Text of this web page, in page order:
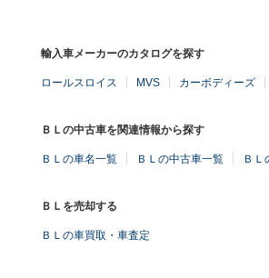
輸入車メーカーのカタログを探す
ロールスロイス MVS カーボディーズ
ＢＬの中古車を関連情報から探す
ＢＬの車名一覧 ＢＬの中古車一覧 ＢＬ
ＢＬを売却する
ＢＬの車買取・車査定